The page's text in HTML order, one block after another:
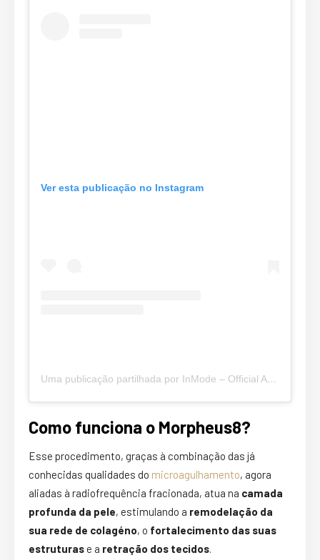
Ver esta publicação no Instagram
Uma publicação partilhada por InMode – Official Account (@inmodeaesthetics)
Como funciona o Morpheus8?
Esse procedimento, graças à combinação das já
conhecidas qualidades do microagulhamento, agora
aliadas à radiofrequência fracionada, atua na camada
profunda da pele, estimulando a remodelação da
sua rede de colagéno, o fortalecimento das suas
estruturase a retração dos tecidos.